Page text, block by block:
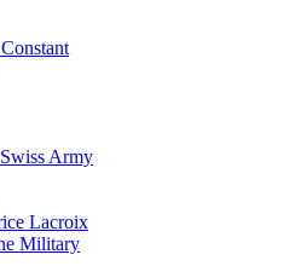
Army
Lacroix
Military